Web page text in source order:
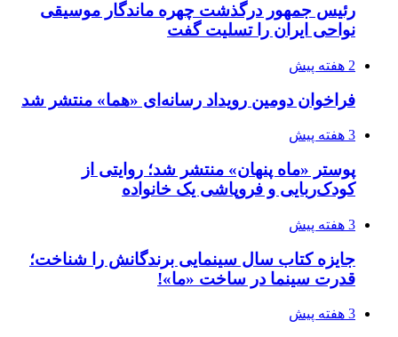
رئیس جمهور درگذشت چهره ماندگار موسیقی
نواحی ایران را تسلیت گفت
2 هفته پیش
فراخوان دومین رویداد رسانه‌ای «هما» منتشر شد
3 هفته پیش
پوستر «ماه پنهان» منتشر شد؛ روایتی از
کودک‌ربایی و فروپاشی یک خانواده
3 هفته پیش
جایزه کتاب سال سینمایی برندگانش را شناخت؛
قدرت سینما در ساخت «ما»!
3 هفته پیش